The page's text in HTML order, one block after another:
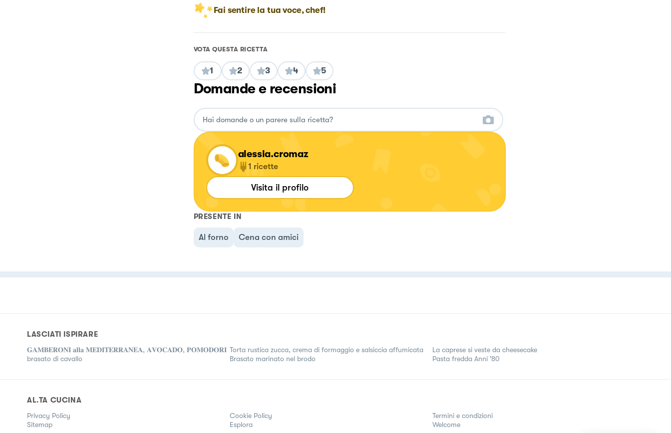
Fai sentire la tua voce, chef!
VOTA QUESTA RICETTA
1 2 3 4 5
Domande e recensioni
alessia.cromaz
1 ricette
Visita il profilo
PRESENTE IN
Al forno Cena con amici
LASCIATI ISPIRARE
𝐆𝐀𝐌𝐁𝐄𝐑𝐎𝐍𝐈 𝐚𝐥𝐥𝐚 𝐌𝐄𝐃𝐈𝐓𝐄𝐑𝐑𝐀𝐍𝐄𝐀, 𝐀𝐕𝐎𝐂𝐀𝐃𝐎, 𝐏𝐎𝐌𝐎𝐃𝐎𝐑𝐈
brasato di cavallo
Torta rustica zucca, crema di formaggio e salsiccia affumicata
Brasato marinato nel brodo
La caprese si veste da cheesecake
Pasta fredda Anni '80
AL.TA CUCINA
Privacy Policy Cookie Policy
Termini e condizioni
Sitemap
Esplora Welcome